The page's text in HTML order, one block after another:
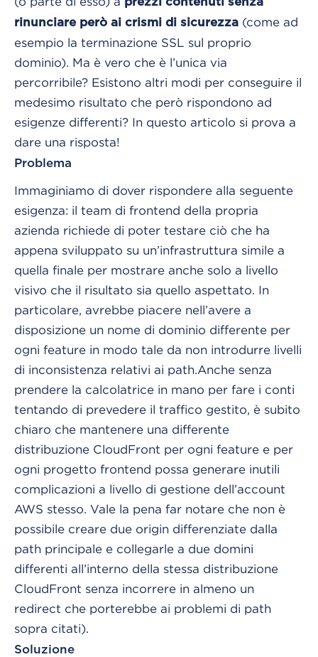
rinunciare però ai crismi di sicurezza (come ad
esempio la terminazione SSL sul proprio
dominio). Ma è vero che è l’unica via
percorribile? Esistono altri modi per conseguire il
medesimo risultato che però rispondono ad
esigenze differenti? In questo articolo si prova a
dare una risposta!
Problema
Immaginiamo di dover rispondere alla seguente
esigenza: il team di frontend della propria
azienda richiede di poter testare ciò che ha
appena sviluppato su un’infrastruttura simile a
quella finale per mostrare anche solo a livello
visivo che il risultato sia quello aspettato. In
particolare, avrebbe piacere nell’avere a
disposizione un nome di dominio differente per
ogni feature in modo tale da non introdurre livelli
di inconsistenza relativi ai path.Anche senza
prendere la calcolatrice in mano per fare i conti
tentando di prevedere il traffico gestito, è subito
chiaro che mantenere una differente
distribuzione CloudFront per ogni feature e per
ogni progetto frontend possa generare inutili
complicazioni a livello di gestione dell’account
AWS stesso. Vale la pena far notare che non è
possibile creare due origin differenziate dalla
path principale e collegarle a due domini
differenti all’interno della stessa distribuzione
CloudFront senza incorrere in almeno un
redirect che porterebbe ai problemi di path
sopra citati).
Soluzione